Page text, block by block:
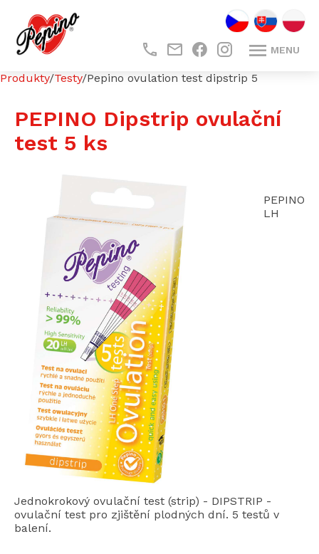
CZ SK PL
. . MENU
Produkty/Testy/Pepino ovulation test dipstrip 5
PEPINO Dipstrip ovulační
test 5 ks
PEPINO
LH
Jednokrokový ovulační test (strip) - DIPSTRIP -
ovulační test pro zjištění plodných dní. 5 testů v
balení.